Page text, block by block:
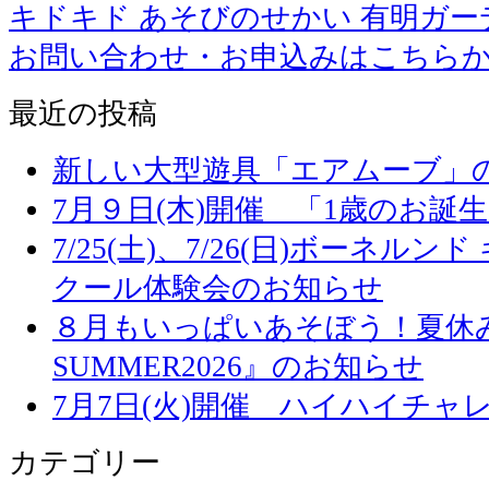
キドキド あそびのせかい 有明ガー
お問い合わせ・お申込みはこちら
最近の投稿
新しい大型遊具「エアムーブ」
7月９日(木)開催 「1歳のお誕
7/25(土)、7/26(日)ボーネルン
クール体験会のお知らせ
８月もいっぱいあそぼう！夏
SUMMER2026』のお知らせ
7月7日(火)開催 ハイハイチャ
カテゴリー